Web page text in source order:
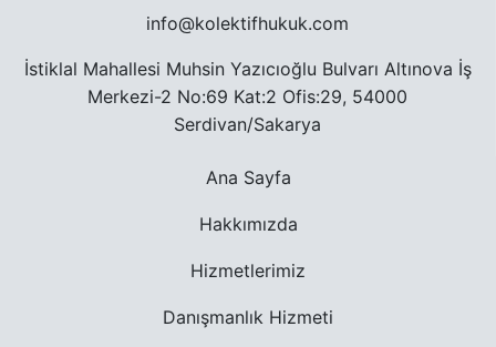
YARGILANMANIN YENILENMESI DAVASI
MURIS MUVAZAASI NEDENIYLE TAPU IPTAL VE
info@kolektifhukuk.com
İstiklal Mahallesi Muhsin Yazıcıoğlu Bulvarı Altınova İş
Merkezi-2 No:69 Kat:2 Ofis:29, 54000
Serdivan/Sakarya
Ana Sayfa
Hakkımızda
Hizmetlerimiz
Danışmanlık Hizmeti